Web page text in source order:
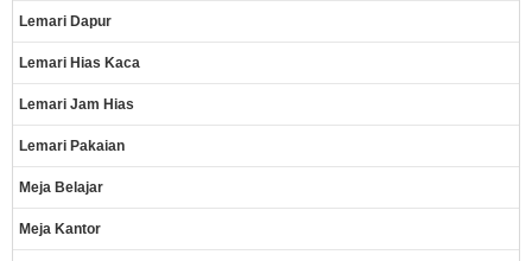
Lemari Dapur
Lemari Hias Kaca
Lemari Jam Hias
Lemari Pakaian
Meja Belajar
Meja Kantor